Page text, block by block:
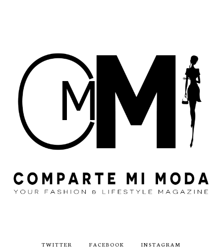
TWITTER FACEBOOK INSTAGRAM